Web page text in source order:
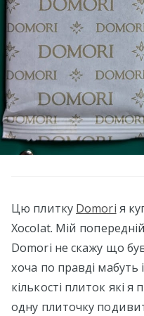
Цю плитку Domori я
Xocolat. Мій
Domori не скажу що
хоча по правді мабуть
кількості плиток які
одну плиточку